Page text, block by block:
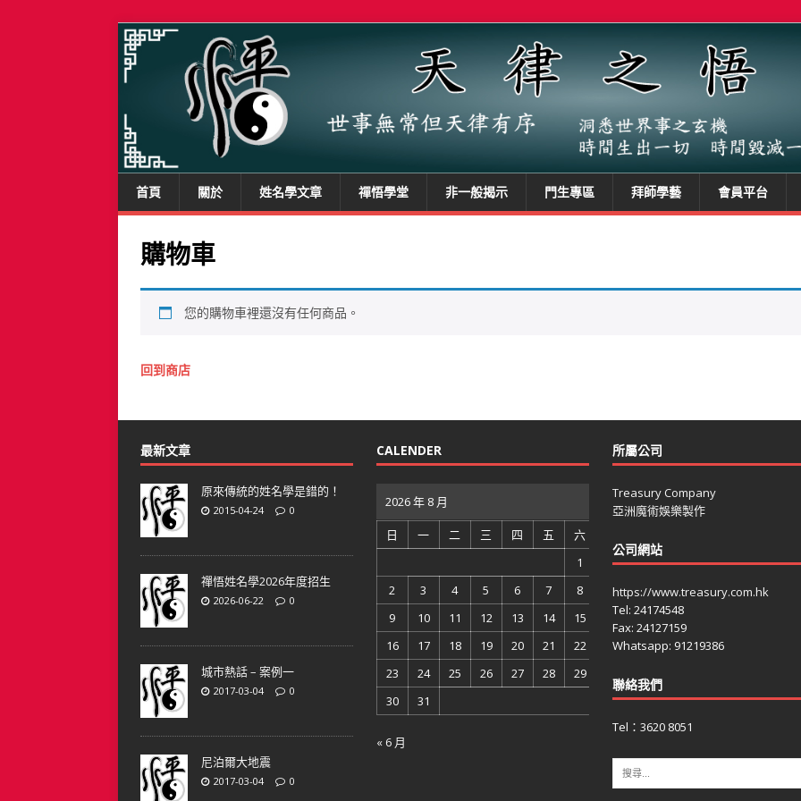
首頁 關於 姓名學文章 禪悟學堂 非一般揭示 門生專區 拜師學藝 會員平台
購物車
您的購物車裡還沒有任何商品。
回到商店
最新文章
原來傳統的姓名學是錯的！
2015-04-24 0
禪悟姓名學2026年度招生
2026-06-22 0
城市熱話 – 案例一
2017-03-04 0
尼泊爾大地震
2017-03-04 0
CALENDER
2026 年 8 月
日 一 二 三 四 五
六
1
2
3 4 5 6 7
8
9
10 11 12 13 14
15
16
17 18 19 20 21
22
23
24 25 26 27 28
29
30
31
« 6 月
所屬公司
Treasury Company
亞洲魔術娛樂製作
公司網站
https://www.treasury.com.hk
Tel: 24174548
Fax: 24127159
Whatsapp: 91219386
聯絡我們
Tel：3620 8051